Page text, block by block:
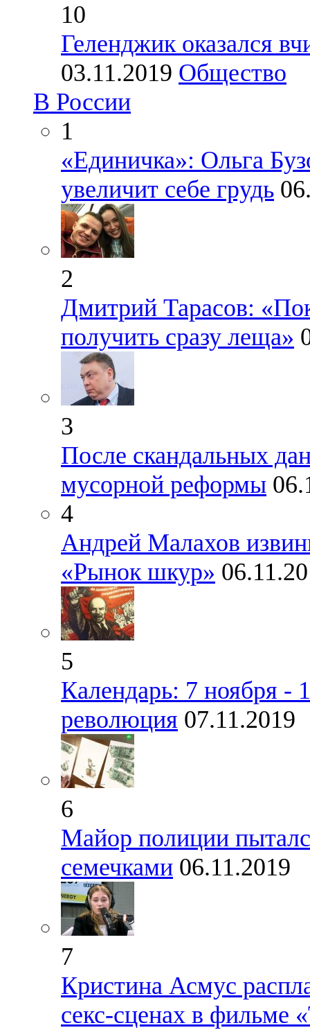
10
Геленджик оказался
03.11.2019 Общество
В России
1
«Единичка»: Ольга
увеличит себе грудь
2
Дмитрий Тарасов:
получить сразу леща»
3
После скандальных
мусорной реформы
4
Андрей Малахов
«Рынок шкур»
5
Календарь: 7 ноября -
революция 07.11.2019
6
Майор полиции
семечками 06.11.2019
7
Кристина Асмус
секс-сценах в фильме